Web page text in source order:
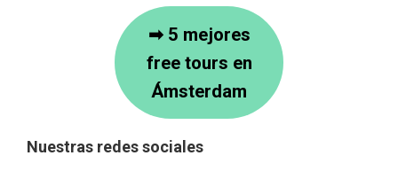
➡ 5 mejores
free tours en
Ámsterdam
Nuestras redes sociales